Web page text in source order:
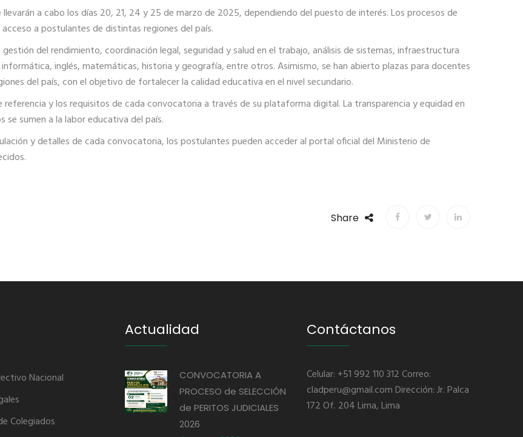
a cabo los días 20, 21, 24 y 25 de marzo de 2025, dependiendo del puesto de interés. Los procesos de
a postulantes de distintas regiones del país.
del rendimiento, coordinación legal, seguridad y salud en el trabajo, análisis de sistemas, infraestructura
inglés, matemáticas, historia y geografía, entre otros. Asimismo, se han abierto plazas para docentes
del país, con el objetivo de fortalecer la calidad educativa en el nivel secundario.
referencia y los requisitos de cada convocatoria a través de su plataforma digital. La transparencia y equidad en
sumen a la labor educativa del país.
y detalles de cada convocatoria, los postulantes pueden acceder al portal oficial del Ministerio de
Share
Nacional
Colegiados
Actualidad
CONVOCATORIA A
PROCESO de SELECCIÓN
de PERITOS JUDICIALES
2026
Contáctanos
Celular: +51 992 110 312 Correo:
cladperu@gmail.com Dirección: Jr. Palca
172 Of. 204 Lima, Lima